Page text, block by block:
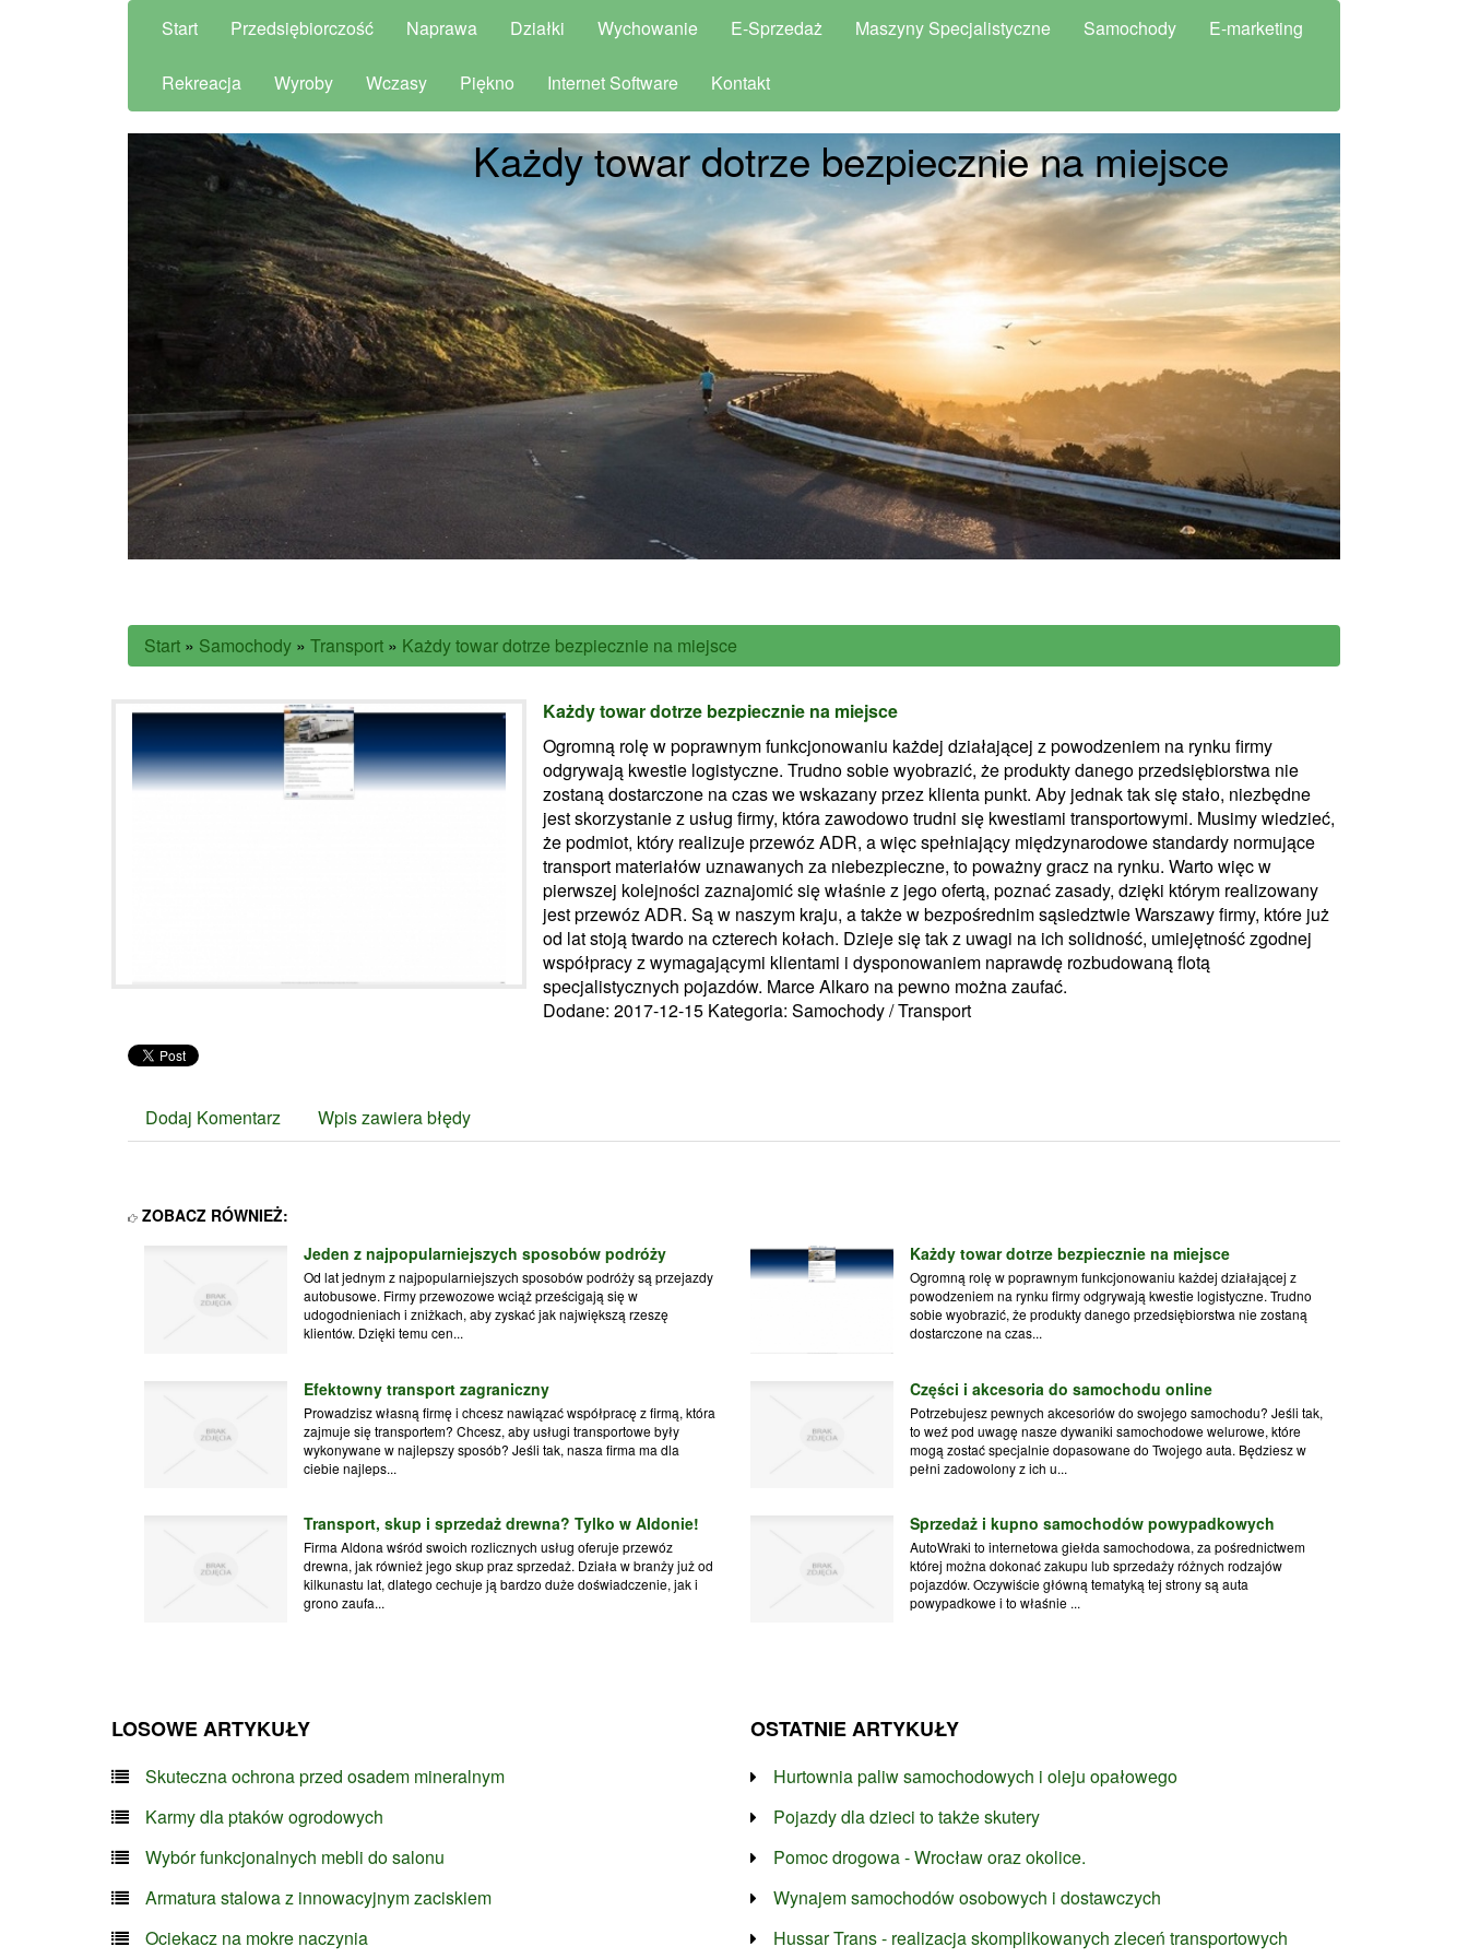
Start Przedsiębiorczość Naprawa Działki Wychowanie E-Sprzedaż Maszyny Specjalistyczne Samochody E-marketing
Rekreacja Wyroby Wczasy Piękno Internet Software Kontakt
Każdy towar dotrze bezpiecznie na miejsce
Start » Samochody » Transport » Każdy towar dotrze bezpiecznie na miejsce
Każdy towar dotrze bezpiecznie na miejsce
Ogromną rolę w poprawnym funkcjonowaniu każdej działającej z powodzeniem na rynku firmy
odgrywają kwestie logistyczne. Trudno sobie wyobrazić, że produkty danego przedsiębiorstwa nie
zostaną dostarczone na czas we wskazany przez klienta punkt. Aby jednak tak się stało, niezbędne
jest skorzystanie z usług firmy, która zawodowo trudni się kwestiami transportowymi. Musimy wiedzieć,
że podmiot, który realizuje przewóz ADR, a więc spełniający międzynarodowe standardy normujące
transport materiałów uznawanych za niebezpieczne, to poważny gracz na rynku. Warto więc w
pierwszej kolejności zaznajomić się właśnie z jego ofertą, poznać zasady, dzięki którym realizowany
jest przewóz ADR. Są w naszym kraju, a także w bezpośrednim sąsiedztwie Warszawy firmy, które już
od lat stoją twardo na czterech kołach. Dzieje się tak z uwagi na ich solidność, umiejętność zgodnej
współpracy z wymagającymi klientami i dysponowaniem naprawdę rozbudowaną flotą
specjalistycznych pojazdów. Marce Alkaro na pewno można zaufać.
Dodane: 2017-12-15 Kategoria: Samochody / Transport
Dodaj Komentarz Wpis zawiera błędy
ZOBACZ RÓWNIEŻ:
Jeden z najpopularniejszych sposobów podróży
Od lat jednym z najpopularniejszych sposobów podróży są przejazdy
autobusowe. Firmy przewozowe wciąż prześcigają się w
udogodnieniach i zniżkach, aby zyskać jak największą rzeszę
klientów. Dzięki temu cen...
Każdy towar dotrze bezpiecznie na miejsce
Ogromną rolę w poprawnym funkcjonowaniu każdej działającej z
powodzeniem na rynku firmy odgrywają kwestie logistyczne. Trudno
sobie wyobrazić, że produkty danego przedsiębiorstwa nie zostaną
dostarczone na czas...
Efektowny transport zagraniczny
Prowadzisz własną firmę i chcesz nawiązać współpracę z firmą, która
zajmuje się transportem? Chcesz, aby usługi transportowe były
wykonywane w najlepszy sposób? Jeśli tak, nasza firma ma dla
ciebie najleps...
Części i akcesoria do samochodu online
Potrzebujesz pewnych akcesoriów do swojego samochodu? Jeśli tak,
to weź pod uwagę nasze dywaniki samochodowe welurowe, które
mogą zostać specjalnie dopasowane do Twojego auta. Będziesz w
pełni zadowolony z ich u...
Transport, skup i sprzedaż drewna? Tylko w Aldonie!
Firma Aldona wśród swoich rozlicznych usług oferuje przewóz
drewna, jak również jego skup praz sprzedaż. Działa w branży już od
kilkunastu lat, dlatego cechuje ją bardzo duże doświadczenie, jak i
grono zaufa...
Sprzedaż i kupno samochodów powypadkowych
AutoWraki to internetowa giełda samochodowa, za pośrednictwem
której można dokonać zakupu lub sprzedaży różnych rodzajów
pojazdów. Oczywiście główną tematyką tej strony są auta
powypadkowe i to właśnie ...
LOSOWE ARTYKUŁY
Skuteczna ochrona przed osadem mineralnym
Karmy dla ptaków ogrodowych
Wybór funkcjonalnych mebli do salonu
Armatura stalowa z innowacyjnym zaciskiem
Ociekacz na mokre naczynia
OSTATNIE ARTYKUŁY
Hurtownia paliw samochodowych i oleju opałowego
Pojazdy dla dzieci to także skutery
Pomoc drogowa - Wrocław oraz okolice.
Wynajem samochodów osobowych i dostawczych
Hussar Trans - realizacja skomplikowanych zleceń transportowych